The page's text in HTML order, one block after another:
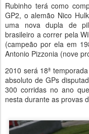
Rubinho terá como
GP2, o alemão Nico
uma nova dupla de
brasileiro a correr pela
(campeão por ela em
Antonio Pizzonia (nove
2010 será 18ª
absoluto de GPs
300 corridas no ano
nesta durante as provas